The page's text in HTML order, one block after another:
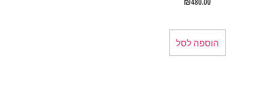
הוספה לסל